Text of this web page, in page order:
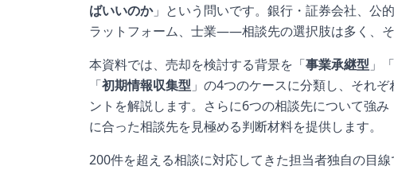
ばいいのか」という問いです。銀行・証券会社、公
ラットフォーム、士業——相談先の選択肢は多く、そ
本資料では、売却を検討する背景を「事業承継型 」「
「初期情報収集型 」の4つのケースに分類し、それ
ントを解説します。さらに6つの相談先について強
に合った相談先を見極める判断材料を提供します。
200件を超える相談に対応してきた担当者独自の目